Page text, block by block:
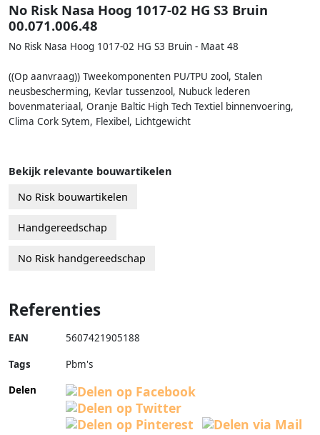
No Risk Nasa Hoog 1017-02 HG S3 Bruin
00.071.006.48
No Risk Nasa Hoog 1017-02 HG S3 Bruin - Maat 48
((Op aanvraag)) Tweekomponenten PU/TPU zool, Stalen
neusbescherming, Kevlar tussenzool, Nubuck lederen
bovenmateriaal, Oranje Baltic High Tech Textiel binnenvoering,
Clima Cork Sytem, Flexibel, Lichtgewicht
Bekijk relevante bouwartikelen
No Risk bouwartikelen
Handgereedschap
No Risk handgereedschap
Referenties
EAN 5607421905188
Tags
Pbm's
Delen